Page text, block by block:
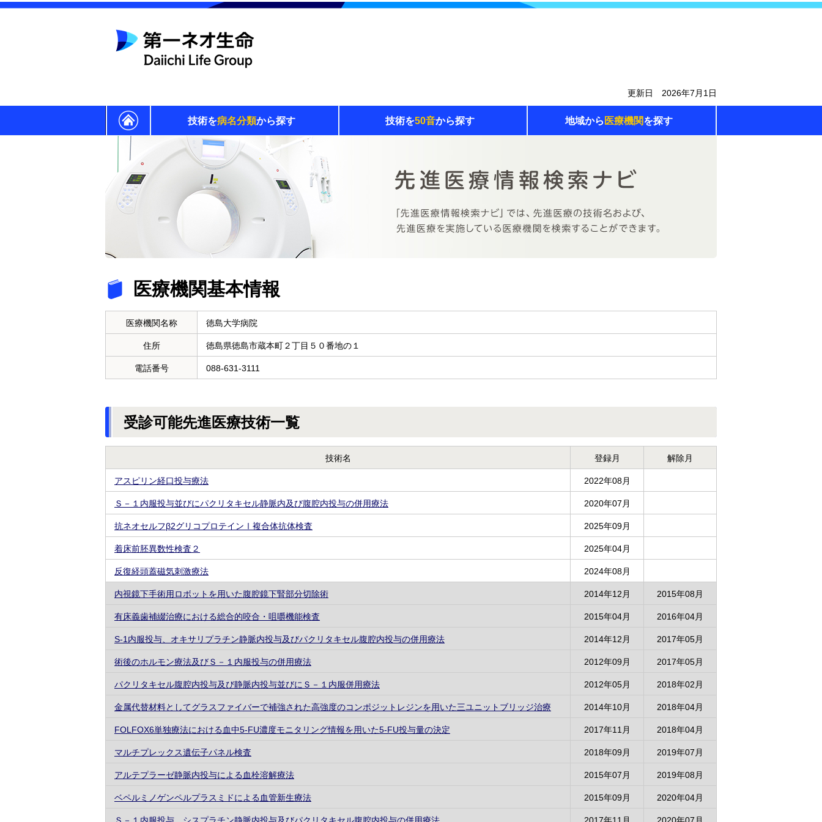
更新日 2026年7月1日
技術を病名分類から探す 技術を50音から探す 地域から 医療機関を探す
医療機関基本情報
医療機関名称 徳島大学病院
住所 徳島県徳島市蔵本町２丁目５０番地の１
電話番号 088-631-3111
受診可能先進医療技術一覧
技術名 登録月 解除月
アスピリン経口投与療法 2022年08月
Ｓ－１内服投与並びにパクリタキセル静脈内及び腹腔内投与の併用療法 2020年07月
抗ネオセルフβ2グリコプロテインⅠ複合体抗体検査 2025年09月
着床前胚異数性検査２ 2025年04月
反復経頭蓋磁気刺激療法 2024年08月
内視鏡下手術用ロボットを用いた腹腔鏡下腎部分切除術 2014年12月 2015年08月
有床義歯補綴治療における総合的咬合・咀嚼機能検査 2015年04月 2016年04月
S-1内服投与、オキサリプラチン静脈内投与及びパクリタキセル腹腔内投与の併用療法 2014年12月 2017年05月
術後のホルモン療法及びＳ－１内服投与の併用療法 2012年09月 2017年05月
パクリタキセル腹腔内投与及び静脈内投与並びにＳ－１内服併用療法 2012年05月 2018年02月
金属代替材料としてグラスファイバーで補強された高強度のコンポジットレジンを用いた三ユニットブリッジ治療 2014年10月 2018年04月
FOLFOX6単独療法における血中5-FU濃度モニタリング情報を用いた5-FU投与量の決定 2017年11月 2018年04月
マルチプレックス遺伝子パネル検査 2018年09月 2019年07月
アルテプラーゼ静脈内投与による血栓溶解療法 2015年07月 2019年08月
ベペルミノゲンペルプラスミドによる血管新生療法 2015年09月 2020年04月
Ｓ－１内服投与、シスプラチン静脈内投与及びパクリタキセル腹腔内投与の併用療法 2017年11月 2020年07月